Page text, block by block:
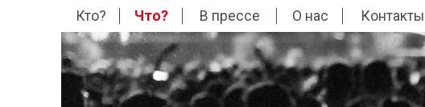
Кто? Что? В прессе О нас Контакты